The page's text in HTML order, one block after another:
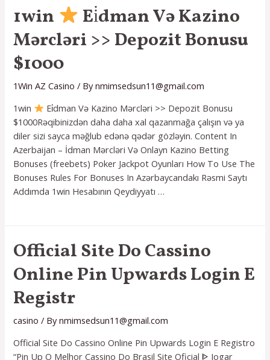
Ei̇dman
Və
Kazino
Mərcləri
>>
Bonusu
$1000
Read
More
»
1win
Ei̇dman Və Kazino
Mərcləri >> Depozit Bonusu
$1000
1Win AZ Casino / Bynmimsedsun11@gmail.com
1win
Ei̇dman Və Kazino Mərcləri >> Depozit Bonusu
$1000Rəqibinizdən daha daha xal qazanmağa çalışın və ya
diler sizi sayca məğlub edənə qədər gözləyin. Content In
Azerbaijan – İdman Mərcləri Və Onlayn Kazino Betting
Bonuses (freebets) Poker Jackpot Oyunları How To Use The
Bonuses Rules For Bonuses In Azərbaycandakı Rəsmi Saytı
Addımda 1win Hesabının Qeydiyyatı …
Ei̇dman
Və
Kazino
Mərcləri
>>
Depozit
Bonusu
$1000
Read
Official Site Do Cassino
Online Pin Upwards Login E
Registr
casino / Bynmimsedsun11@gmail.com
Official Site Do Cassino Online Pin Upwards Login E Registro
“Pin Up O Melhor Cassino Do Brasil Site Oficial ᐈ Jogar